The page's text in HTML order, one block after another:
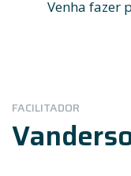
Venha fazer
FACILITADOR